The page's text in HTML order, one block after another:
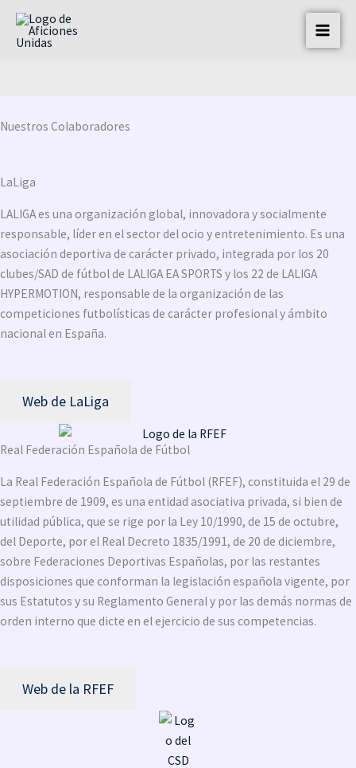
contenido
Nuestros Colaboradores
LaLiga
LALIGA es una organización global, innovadora y socialmente
responsable, líder en el sector del ocio y entretenimiento. Es una
asociación deportiva de carácter privado, integrada por los 20
clubes/SAD de fútbol de LALIGA EA SPORTS y los 22 de LALIGA
HYPERMOTION, responsable de la organización de las
competiciones futbolísticas de carácter profesional y ámbito
nacional en España.
Web de LaLiga
Real Federación Española de Fútbol
La Real Federación Española de Fútbol (RFEF), constituida el 29 de
septiembre de 1909, es una entidad asociativa privada, si bien de
utilidad pública, que se rige por la Ley 10/1990, de 15 de octubre,
del Deporte, por el Real Decreto 1835/1991, de 20 de diciembre,
sobre Federaciones Deportivas Españolas, por las restantes
disposiciones que conforman la legislación española vigente, por
sus Estatutos y su Reglamento General y por las demás normas de
orden interno que dicte en el ejercicio de sus competencias.
Web de la RFEF